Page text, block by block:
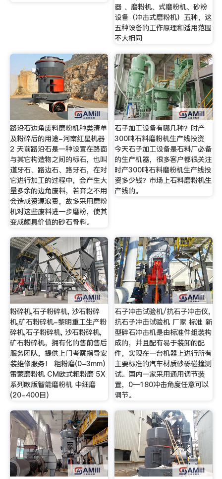
器 、磨粉机、式磨粉机、砂粉
设备（冲击式磨粉机）五种，这
五种设备的工作原理和适用范围
不大相同
路沿石边角废料磨粉机种类清单
及粉碎后的用途-河南红星机器
2 天前路沿石是一种设置在路面
与其它构造物之间的标石，也叫
道牙石、路边石、路牙石，在对
它进行加工的过程中，会产生大
量多余的边角废料，若弃之不用
会造成资源浪费，故多采用磨粉
机对这些废料进一步磨粉，使其
变成颇具价值的砂石骨料。
石子加工设备有哪几种？时产
300吨石料磨粉机生产线投资
今天石子加工设备是石料厂必备
的生产机器，很多客户都很关注
时产300吨石料磨粉机生产线投
资多少钱？市场上石料磨粉机生
产线的。
粉碎机,石子粉碎机, 沙石粉碎
机,矿石粉碎机-黎明重工生产粉
碎机,石子粉碎机, 沙石粉碎机,
矿石粉碎机，拥有化的售前售后
服务团队，提供上门考察指导安
装维修服务！ 粗粉磨(0-3mm)
雷蒙磨粉机 CM欧式粗粉磨 5X
系列欧版智能磨粉机 中细磨
(20-400目)
石子冲击试验机/抗石子冲击仪,
抗石子冲击试验机 厂家 标准 新
型碎石冲击机是由标准件组装构
成的，并且配有易于装卸的配
件，实现在一台机器上进行所有
主要标准的汽车材质砂砾碰撞测
试。国内一家采用通用调节装
置，0—180冲击角度任意可以
调节。